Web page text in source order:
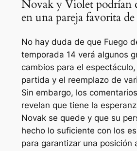
Novak y Violet podrían
en una pareja favorita
No hay duda de que Fuego
temporada 14 verá algunos
cambios para el
partida y el reemplazo de
Sin embargo, los
revelan que tiene la
Novak se quede y que su
hecho lo suficiente con los
para garantizar una posición